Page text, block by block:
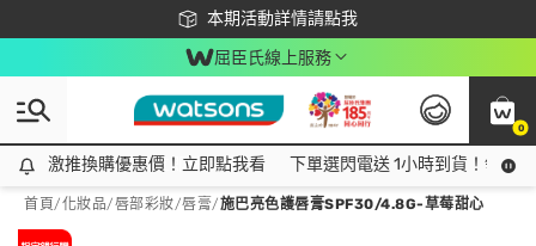
本期活動詳情請點我
下載app最高回饋$350
屈臣氏線上服務
0
激推換購優惠價！立即點我看
激推換購優惠價！立即點我看 下單選閃電送 1小時到貨！領神
首頁/化妝品/唇部彩妝/唇膏/施巴亮色護唇膏SPF30/4.8G-草莓甜心